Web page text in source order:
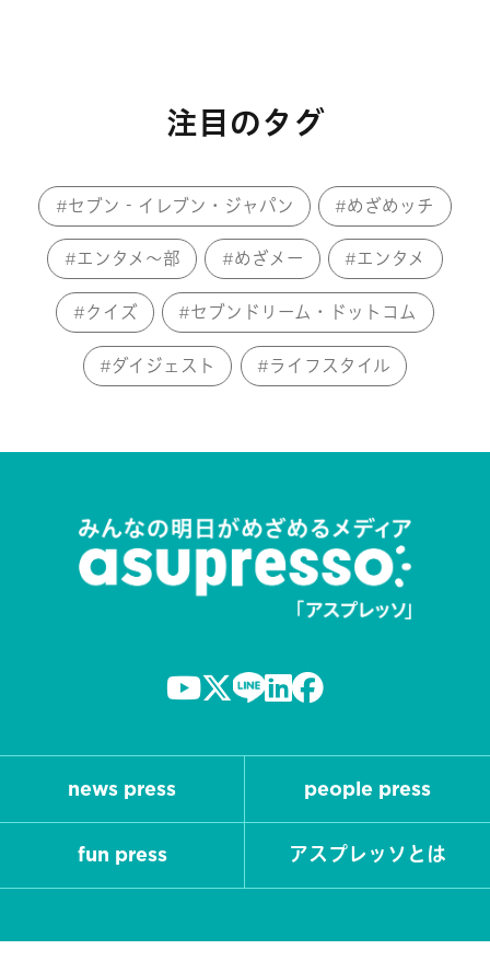
注目のタグ
セブン‐イレブン・ジャパン めざめッチ
エンタメ～部 めざメー エンタメ
クイズ セブンドリーム・ドットコム
ダイジェスト ライフスタイル
news press people press
fun press アスプレッソとは